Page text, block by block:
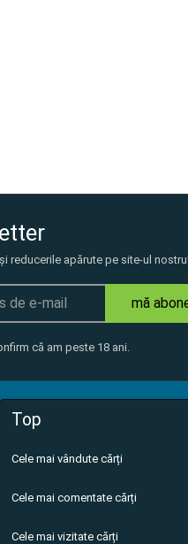
reducerile apărute pe site-ul nostru!
mă
că am peste 18 ani.
Top
Cele mai vândute cărți
Cele mai comentate cărți
Cele mai vizitate cărți